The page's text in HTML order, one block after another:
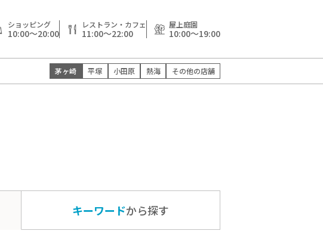
ショッピング
10:00～20:00
レストラン・カフェ
11:00～22:00
屋上庭園
10:00～19:00
茅ヶ崎 平塚 小田原 熱海 その他の店舗
キーワードから探す